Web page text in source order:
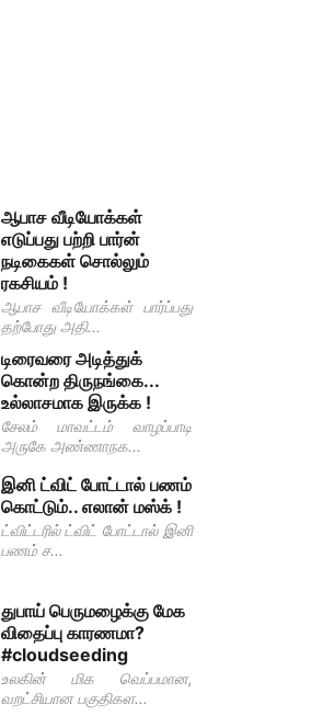
ஆபாச வீடியோக்கள்
எடுப்பது பற்றி பார்ன்
நடிகைகள் சொல்லும்
ரகசியம் !
ஆபாச வீடியோக்கள் பார்ப்பது
தற்போது அதி...
டிரைவரை அடித்துக்
கொன்ற திருநங்கை...
உல்லாசமாக இருக்க !
சேலம் மாவட்டம் வாழப்பாடி
அருகே அண்ணாநக...
இனி ட்விட் போட்டால் பணம்
கொட்டும்.. எலான் மஸ்க் !
ட்விட்டரில் ட்விட் போட்டால் இனி
பணம் ச...
துபாய் பெருமழைக்கு மேக
விதைப்பு காரணமா?
#cloudseeding
உலகின் மிக வெப்பமான,
வறட்சியான பகுதிகள...